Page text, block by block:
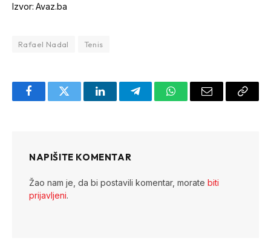
Izvor: Avaz.ba
Rafael Nadal Tenis
FacebookTwitter LinkedInTelegramWhatsAppEmail
Copy
NAPIŠITE KOMENTAR
Žao nam je, da bi postavili komentar, morate biti
prijavljeni.